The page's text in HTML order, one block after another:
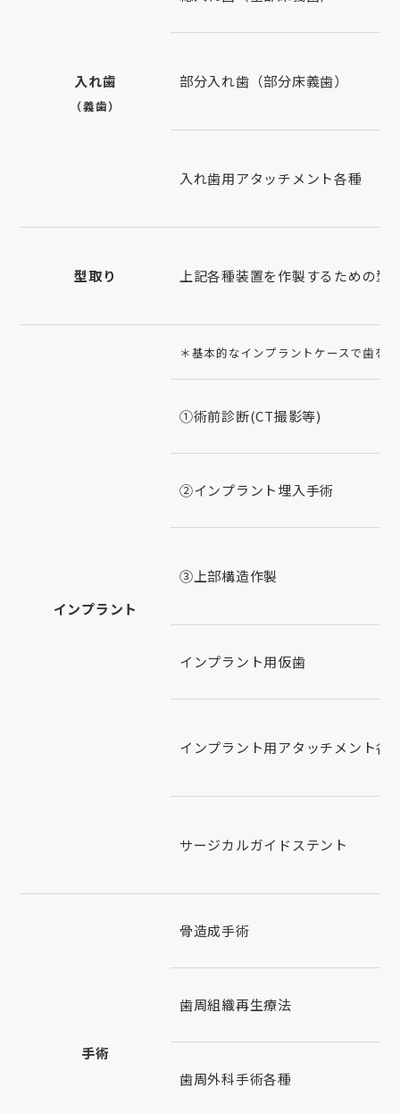
入れ歯
（義歯）
部分入れ歯（部分床義歯）
入れ歯用アタッチメント各種
型取り 上記各種装置を作製するための型
インプラント
＊基本的なインプラントケースで歯
①術前診断(CT撮影等)
②インプラント埋入手術
③上部構造作製
インプラント用仮歯
インプラント用アタッチメント各
サージカルガイドステント
手術
骨造成手術
歯周組織再生療法
歯周外科手術各種